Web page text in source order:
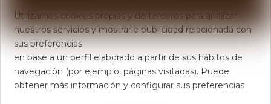
Utilizamos cookies propias y de terceros para analizar
nuestros servicios y mostrarle publicidad relacionada con
sus preferencias
en base a un perfil elaborado a partir de sus hábitos de
navegación (por ejemplo, páginas visitadas). Puede
obtener más información y configurar sus preferencias